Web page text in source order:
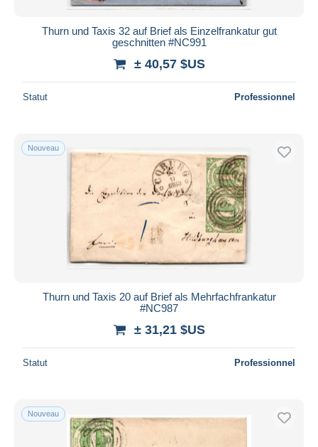
Thurn und Taxis 32 auf Brief als Einzelfrankatur gut
geschnitten #NC991
± 40,57 $US
Statut Professionnel
Nouveau
Thurn und Taxis 20 auf Brief als Mehrfachfrankatur
#NC987
± 31,21 $US
Statut Professionnel
Nouveau